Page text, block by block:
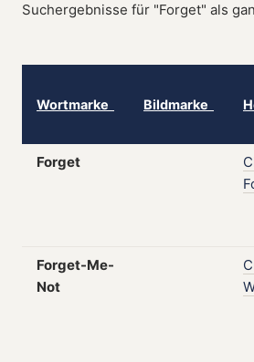
Suchergebnisse für "Forget" als
Wortmarke Bildmarke
Forget
Forget-Me-
Not